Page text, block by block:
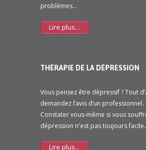
problèmes…
Lire plus…
THÉRAPIE DE LA DÉPRESSION
Vous pensez être dépressif ? Tout
demandez l’avis d’un professionnel.
Constater vous-même si vous
dépression n'est pas toujours facile.
Lire plus...